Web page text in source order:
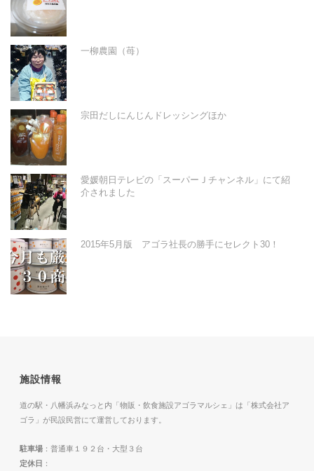
一柳農園（苺）
宗田だしにんじんドレッシングほか
愛媛朝日テレビの「スーパーＪチャンネル」にて紹
介されました
2015年5月版 アゴラ社長の勝手にセレクト30！
施設情報
道の駅・八幡浜みなっと内「物販・飲食施設アゴラマルシェ」は「株式会社ア
ゴラ」が民設民営にて運営しております。
駐車場 ：普通車１９２台・大型３台
定休日 ：